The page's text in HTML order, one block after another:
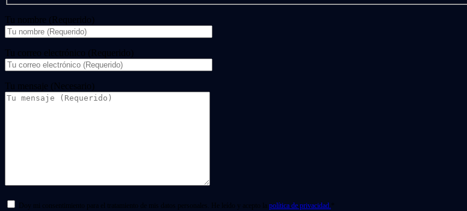
Tu nombre (Requerido)
Tu correo electrónico (Requerido)
Tu mensaje (Necesario)
Doy mi consentimiento para el tratamiento de mis datos personales. He leído y acepto la política de privacidad. *